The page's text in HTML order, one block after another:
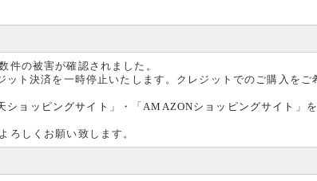
件の被害が確認されました。
ト決済を一時停止いたします。クレジットでのご購入をご
ショッピングサイト 」・「AMAZONショッピングサイト 」
ろしくお願い致します。